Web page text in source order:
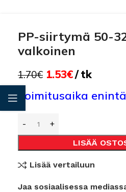
PP-siirtymä 50-
valkoinen
1.70€ 1.53€ tk
Toimitusaika
LISÄÄ
Lisää vertailuun
Jaa sosiaalisessa